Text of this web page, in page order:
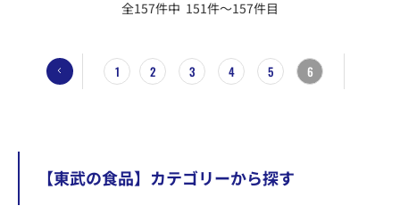
【東武の食品】カテゴリーから探す
全157件中 151件～157件目
1 2 3 4 5 6